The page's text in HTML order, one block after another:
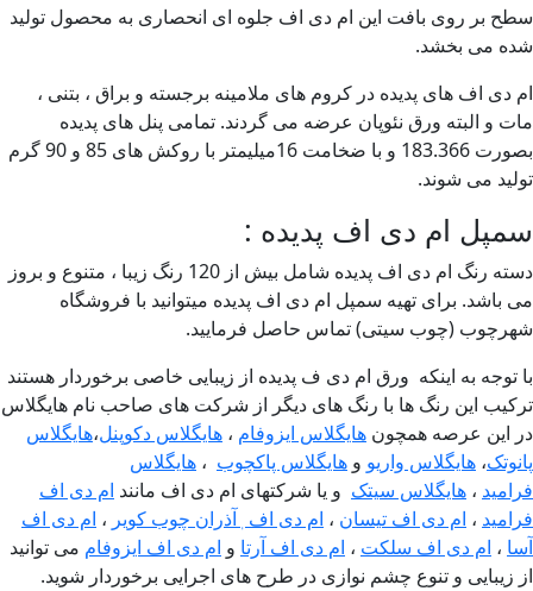
بر روی بافت این ام دی اف جلوه ای انحصاری به محصول تولید
می بخشد.
دی اف های پدیده در کروم های ملامینه برجسته و براق ، بتنی ،
و البته ورق نئوپان عرضه می گردند. تمامی پنل های پدیده
بصورت 183.366 و با ضخامت 16میلیمتر با روکش های 85 و 90 گرم
می شوند.
ام دی اف پدیده :
دسته رنگ ام دی اف پدیده شامل بیش از 120 رنگ زیبا ، متنوع و بروز
باشد. برای تهیه سمپل ام دی اف پدیده میتوانید با فروشگاه
(چوب سیتی) تماس حاصل فرمایید.
توجه به اینکه ورق ام دی ف پدیده از زیبایی خاصی برخوردار هستند
این رنگ ها با رنگ های دیگر از شرکت های صاحب نام هایگلاس
این عرصه همچونهایگلاس ایزوفام، هایگلاس دکوپنل،هایگلاس
،هایگلاس واریوو هایگلاس پاکچوب، هایگلاس
، هایگلاس سیتکو یا شرکتهای ام دی اف مانندام دی اف
، ام دی اف تیسان، ام دی اف ٖآذران چوب کویر، ام دی اف
، ام دی اف سلکت، ام دی اف آرتاو ام دی اف ایزوفاممی توانید
زیبایی و تنوع چشم نوازی در طرح های اجرایی برخوردار شوید.